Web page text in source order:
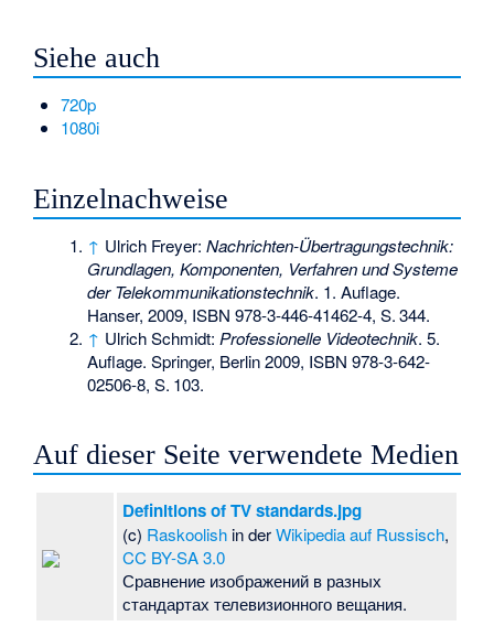
Siehe auch
720p
1080i
Einzelnachweise
↑ Ulrich Freyer:Nachrichten-Übertragungstechnik:
Grundlagen, Komponenten, Verfahren und Systeme
der Telekommunikationstechnik. 1. Auflage.
Hanser, 2009, ISBN 978-3-446-41462-4,S.344.
↑ Ulrich Schmidt: Professionelle Videotechnik. 5.
Auflage. Springer, Berlin 2009, ISBN 978-3-642-
02506-8,S. 103.
Auf dieser Seite verwendete Medien
Definitions of TV standards.jpg
(c) Raskoolish in derWikipedia auf Russisch,
CC BY-SA 3.0
Сравнение изображений в разных
стандартах телевизионного вещания.